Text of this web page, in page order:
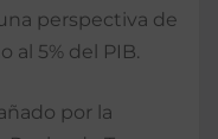
perspectiva de
al 5% del PIB.
por la